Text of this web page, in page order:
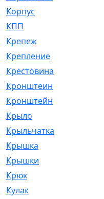
Корпус
КПП
Крепеж
Крепление
Крестовина
Кронштеин
Кронштейн
Крыло
Крыльчатка
Крышка
Крышки
Крюк
Кулак